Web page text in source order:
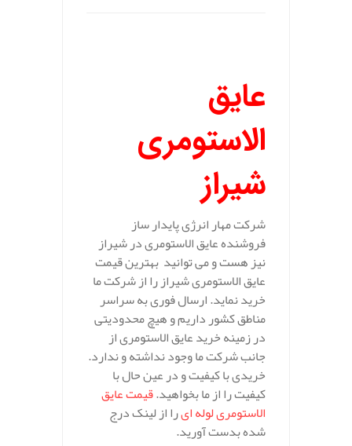
عایق
الاستومری
شیراز
شرکت مهار انرژی پایدار ساز
فروشنده عایق الاستومری در شیراز
نیز هست و می توانید بهترین قیمت
عایق الاستومری شیراز را از شرکت ما
خرید نماید. ارسال فوری به سراسر
مناطق کشور داریم و هیچ محدودیتی
در زمینه خرید عایق الاستومری از
جانب شرکت ما وجود نداشته و ندارد.
خریدی با کیفیت و در عین حال با
کیفیت را از ما بخواهید.قیمت عایق
الاستومری لوله ایرا از لینک درج
شده بدست آورید.